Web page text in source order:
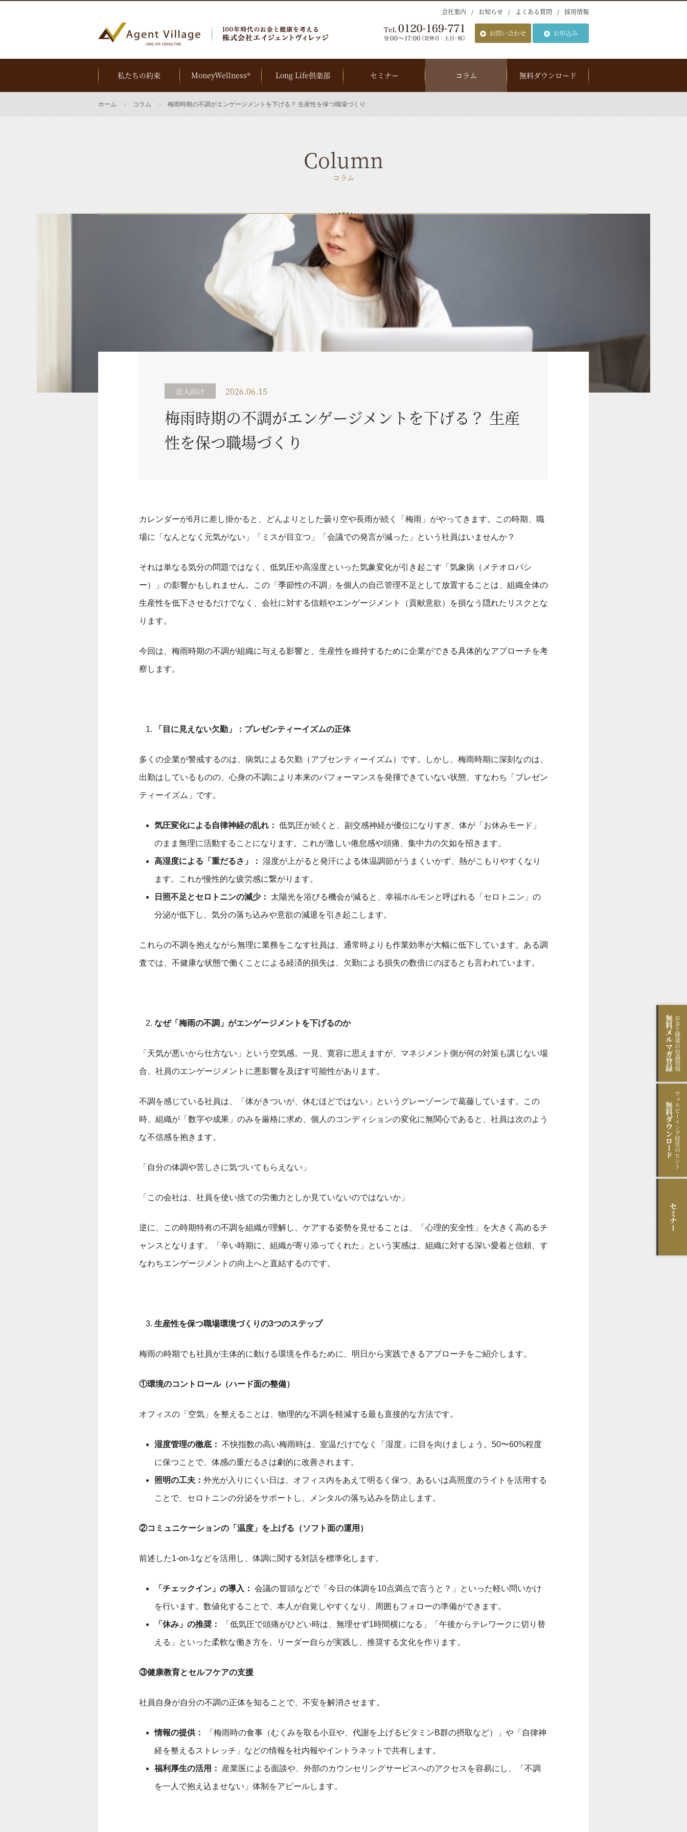
会社案内 お知らせ よくある質問 採用情報
お問い合わせ お申込み
私たちの約束 MoneyWellness® Long Life倶楽部 セミナー コラム 無料ダウンロード
ホーム コラム 梅雨時期の不調がエンゲージメントを下げる？ 生産性を保つ職場づくり
Column
コラム
法人向け 2026.06.15
梅雨時期の不調がエンゲージメントを下げる？ 生産
性を保つ職場づくり
カレンダーが6月に差し掛かると、どんよりとした曇り空や長雨が続く「梅雨」がやってきます。この時期、職
場に「なんとなく元気がない」「ミスが目立つ」「会議での発言が減った」という社員はいませんか？
それは単なる気分の問題ではなく、低気圧や高湿度といった気象変化が引き起こす「気象病（メテオロパシ
ー）」の影響かもしれません。この「季節性の不調」を個人の自己管理不足として放置することは、組織全体の
生産性を低下させるだけでなく、会社に対する信頼やエンゲージメント（貢献意欲）を損なう隠れたリスクとな
ります。
今回は、梅雨時期の不調が組織に与える影響と、生産性を維持するために企業ができる具体的なアプローチを考
察します。
「目に見えない欠勤」：プレゼンティーイズムの正体
多くの企業が警戒するのは、病気による欠勤（アブセンティーイズム）です。しかし、梅雨時期に深刻なのは、
出勤はしているものの、心身の不調により本来のパフォーマンスを発揮できていない状態、すなわち「プレゼン
ティーイズム」です。
気圧変化による自律神経の乱れ： 低気圧が続くと、副交感神経が優位になりすぎ、体が「お休みモード」
のまま無理に活動することになります。これが激しい倦怠感や頭痛、集中力の欠如を招きます。
高湿度による「重だるさ」： 湿度が上がると発汗による体温調節がうまくいかず、熱がこもりやすくなり
ます。これが慢性的な疲労感に繋がります。
日照不足とセロトニンの減少： 太陽光を浴びる機会が減ると、幸福ホルモンと呼ばれる「セロトニン」の
分泌が低下し、気分の落ち込みや意欲の減退を引き起こします。
これらの不調を抱えながら無理に業務をこなす社員は、通常時よりも作業効率が大幅に低下しています。ある調
査では、不健康な状態で働くことによる経済的損失は、欠勤による損失の数倍にのぼるとも言われています。
なぜ「梅雨の不調」がエンゲージメントを下げるのか
「天気が悪いから仕方ない」という空気感。一見、寛容に思えますが、マネジメント側が何の対策も講じない場
合、社員のエンゲージメントに悪影響を及ぼす可能性があります。
不調を感じている社員は、「体がきついが、休むほどではない」というグレーゾーンで葛藤しています。この
時、組織が「数字や成果」のみを厳格に求め、個人のコンディションの変化に無関心であると、社員は次のよう
な不信感を抱きます。
「自分の体調や苦しさに気づいてもらえない」
「この会社は、社員を使い捨ての労働力としか見ていないのではないか」
逆に、この時期特有の不調を組織が理解し、ケアする姿勢を見せることは、「心理的安全性」を大きく高めるチ
ャンスとなります。「辛い時期に、組織が寄り添ってくれた」という実感は、組織に対する深い愛着と信頼、す
なわちエンゲージメントの向上へと直結するのです。
生産性を保つ職場環境づくりの3つのステップ
梅雨の時期でも社員が主体的に動ける環境を作るために、明日から実践できるアプローチをご紹介します。
①環境のコントロール（ハード面の整備）
オフィスの「空気」を整えることは、物理的な不調を軽減する最も直接的な方法です。
湿度管理の徹底： 不快指数の高い梅雨時は、室温だけでなく「湿度」に目を向けましょう。50〜60%程度
に保つことで、体感の重だるさは劇的に改善されます。
照明の工夫： 外光が入りにくい日は、オフィス内をあえて明るく保つ、あるいは高照度のライトを活用する
ことで、セロトニンの分泌をサポートし、メンタルの落ち込みを防止します。
②コミュニケーションの「温度」を上げる（ソフト面の運用）
前述した1-on-1などを活用し、体調に関する対話を標準化します。
「チェックイン」の導入： 会議の冒頭などで「今日の体調を10点満点で言うと？」といった軽い問いかけ
を行います。数値化することで、本人が自覚しやすくなり、周囲もフォローの準備ができます。
「休み」の推奨： 「低気圧で頭痛がひどい時は、無理せず1時間横になる」「午後からテレワークに切り替
える」といった柔軟な働き方を、リーダー自らが実践し、推奨する文化を作ります。
③健康教育とセルフケアの支援
社員自身が自分の不調の正体を知ることで、不安を解消させます。
情報の提供： 「梅雨時の食事（むくみを取る小豆や、代謝を上げるビタミンB群の摂取など）」や「自律神
経を整えるストレッチ」などの情報を社内報やイントラネットで共有します。
福利厚生の活用： 産業医による面談や、外部のカウンセリングサービスへのアクセスを容易にし、「不調
を一人で抱え込ませない」体制をアピールします。
お金と健康の知識情報
無料
メルマガ登録
ウェルビーイング経営のヒント
無料
ダウンロード
セミナー